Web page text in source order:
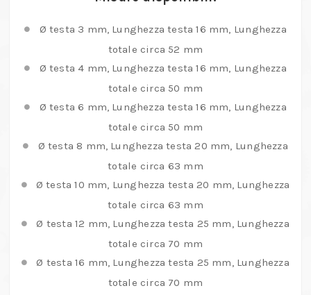
Ø testa 3 mm, Lunghezza testa 16 mm, Lunghezza
totale circa 52 mm
Ø testa 4 mm, Lunghezza testa 16 mm, Lunghezza
totale circa 50 mm
Ø testa 6 mm, Lunghezza testa 16 mm, Lunghezza
totale circa 50 mm
Ø testa 8 mm, Lunghezza testa 20 mm, Lunghezza
totale circa 63 mm
Ø testa 10 mm, Lunghezza testa 20 mm, Lunghezza
totale circa 63 mm
Ø testa 12 mm, Lunghezza testa 25 mm, Lunghezza
totale circa 70 mm
Ø testa 16 mm, Lunghezza testa 25 mm, Lunghezza
totale circa 70 mm